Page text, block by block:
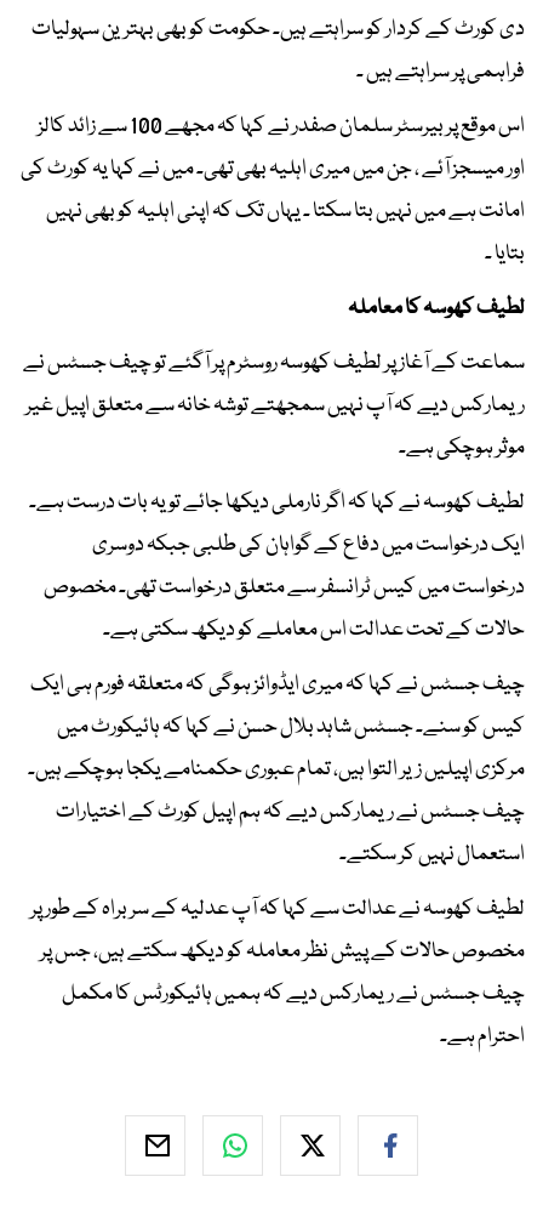
دی کورٹ کے کردار کو سراہتے ہیں۔ حکومت کو بھی بہترین سہولیات
فراہمی پر سراہتے ہیں ۔
اس موقع پر بیرسٹر سلمان صفدر نے کہا کہ مجھے 100 سے زائد کالز
اور میسجز آئے ، جن میں میری اہلیہ بھی تھی۔ میں نے کہا یہ کورٹ کی
امانت ہے میں نہیں بتا سکتا ۔ یہاں تک کہ اپنی اہلیہ کو بھی نہیں
بتایا ۔
لطیف کھوسہ کا معاملہ
سماعت کے آغاز پر لطیف کھوسہ روسٹرم پر آگئے تو چیف جسٹس نے
ریمارکس دیے کہ آپ نہیں سمجھتے توشہ خانہ سے متعلق اپیل غیر
موثر ہوچکی ہے۔
لطیف کھوسہ نے کہا کہ اگر نارملی دیکھا جائے تو یہ بات درست ہے۔
ایک درخواست میں دفاع کے گواہان کی طلبی جبکہ دوسری
درخواست میں کیس ٹرانسفر سے متعلق درخواست تھی۔ مخصوص
حالات کے تحت عدالت اس معاملے کو دیکھ سکتی ہے۔
چیف جسٹس نے کہا کہ میری ایڈوائز ہوگی کہ متعلقہ فورم ہی ایک
کیس کو سنے۔ جسٹس شاہد بلال حسن نے کہا کہ ہائیکورٹ میں
مرکزی اپیلیں زیر التوا ہیں، تمام عبوری حکمنامے یکجا ہوچکے ہیں۔
چیف جسٹس نے ریمارکس دیے کہ ہم اپیل کورٹ کے اختیارات
استعمال نہیں کر سکتے۔
لطیف کھوسہ نے عدالت سے کہا کہ آپ عدلیہ کے سربراہ کے طور پر
مخصوص حالات کے پیش نظر معاملہ کو دیکھ سکتے ہیں، جس پر
چیف جسٹس نے ریمارکس دیے کہ ہمیں ہائیکورٹس کا مکمل
احترام ہے۔